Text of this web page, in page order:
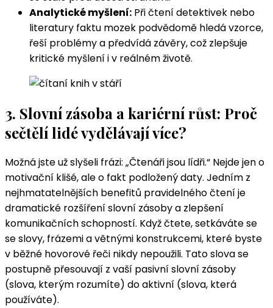
Analytické myšlení: Při čtení detektivek nebo
literatury faktu mozek podvědomě hledá vzorce,
řeší problémy a předvídá závěry, což zlepšuje
kritické myšlení i v reálném životě.
3. Slovní zásoba a kariérní růst: Proč
sečtělí lidé vydělávají více?
Možná jste už slyšeli frázi: „Čtenáři jsou lídři.“ Nejde jen o
motivační klišé, ale o fakt podložený daty. Jedním z
nejhmatatelnějších benefitů pravidelného čtení je
dramatické rozšíření slovní zásoby a zlepšení
komunikačních schopností. Když čtete, setkáváte se
se slovy, frázemi a větnými konstrukcemi, které byste
v běžné hovorové řeči nikdy nepoužili. Tato slova se
postupně přesouvají z vaší pasivní slovní zásoby
(slova, kterým rozumíte) do aktivní (slova, která
používáte).